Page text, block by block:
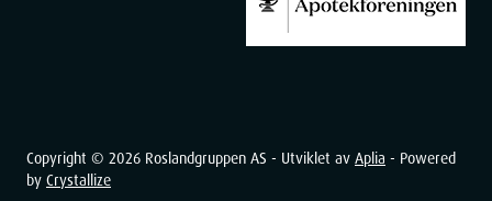
Copyright © 2026 Roslandgruppen AS - Utviklet av Aplia - Powered
by Crystallize